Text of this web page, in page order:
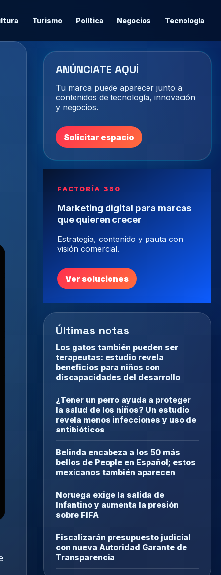
Turismo Política Negocios Tecnología
ANÚNCIATE AQUÍ
Tu marca puede aparecer junto a
contenidos de tecnología, innovación
y negocios.
Solicitar espacio
FACTORÍA 360
Marketing digital para marcas
que quieren crecer
Estrategia, contenido y pauta con
visión comercial.
Ver soluciones
Últimas notas
Los gatos también pueden ser
terapeutas: estudio revela
beneficios para niños con
discapacidades del desarrollo
¿Tener un perro ayuda a proteger
la salud de los niños? Un estudio
revela menos infecciones y uso de
antibióticos
Belinda encabeza a los 50 más
bellos de People en Español; estos
mexicanos también aparecen
Noruega exige la salida de
Infantino y aumenta la presión
sobre FIFA
Fiscalizarán presupuesto judicial
con nueva Autoridad Garante de
Transparencia